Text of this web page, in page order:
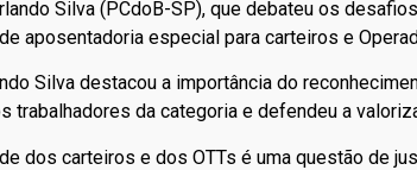
Silva (PCdoB-SP), que debateu os
aposentadoria especial para carteiros e
Silva destacou a importância do
trabalhadores da categoria e defendeu a
dos carteiros e dos OTTs é uma questão de